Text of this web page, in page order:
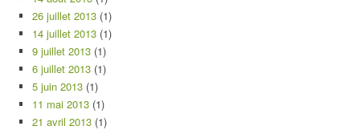
26 juillet 2013 (1)
14 juillet 2013 (1)
9 juillet 2013 (1)
6 juillet 2013 (1)
5 juin 2013 (1)
11 mai 2013 (1)
21 avril 2013 (1)